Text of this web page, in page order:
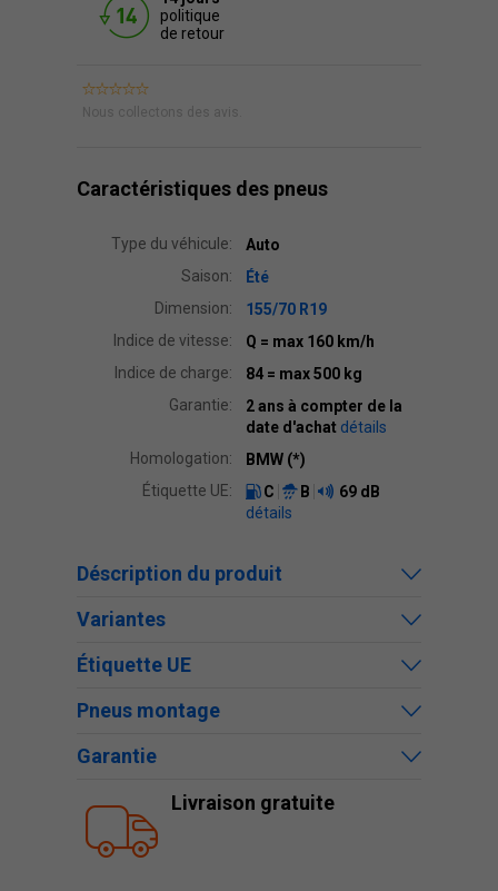
politique
de retour
Nous collectons des avis.
Caractéristiques des pneus
Type du véhicule:
Auto
Saison:
Été
Dimension:
155/70 R19
Indice de vitesse:
Q = max 160 km/h
Indice de charge:
84 = max 500 kg
Garantie:
2 ans à compter de la
date d'achat détails
Homologation:
BMW (*)
Étiquette UE:
C B
69 dB
détails
Déscription du produit
Variantes
Étiquette UE
Pneus montage
Garantie
Livraison gratuite